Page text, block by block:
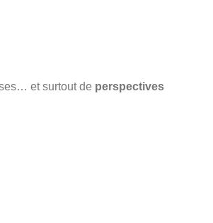
et surtout de perspectives